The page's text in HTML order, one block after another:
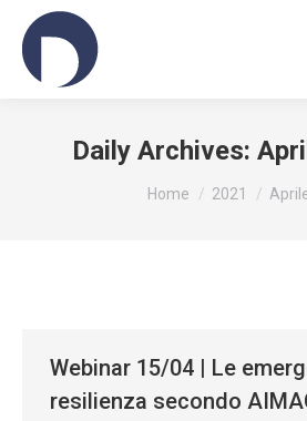
Daily Archives:
You are here:
Home 2021
Webinar 15/04 | Le
resilienza secondo